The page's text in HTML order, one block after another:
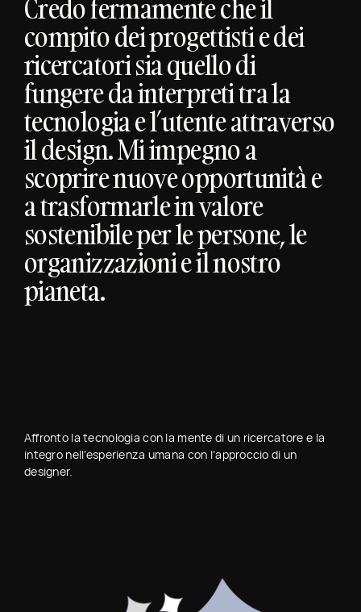
Credo fermamente che il
compito dei progettisti e dei
ricercatori sia quello di
fungere da interpreti tra la
tecnologia e l’utente attraverso
il design. Mi impegno a
scoprire nuove opportunità e
a trasformarle in valore
sostenibile per le persone, le
organizzazioni e il nostro
pianeta.
Affronto la tecnologia con la mente di un ricercatore e la
integro nell’esperienza umana con l’approccio di un
designer.